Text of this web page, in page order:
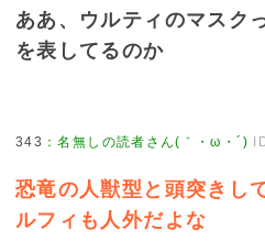
ああ、ウルティのマスク
を表してるのか
343 ：名無しの読者さん(｀・ω・´)
恐竜の人獣型と頭突きし
ルフィも人外だよな